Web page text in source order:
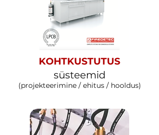
KOHTKUSTUTUS
süsteemid
(projekteerimine / ehitus / hooldus)